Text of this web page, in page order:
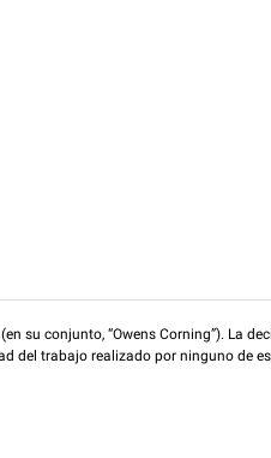
su conjunto, “Owens Corning”). La
del trabajo realizado por ninguno de